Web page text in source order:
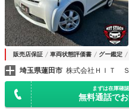
販売店保証 車両状態評価書 グー鑑定
埼玉県蓮田市 株式会社ＨＩＴ
まずは在庫確
無料通話で